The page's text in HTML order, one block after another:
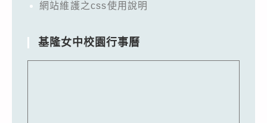
網站維護之css使用說明
基隆女中校園行事曆